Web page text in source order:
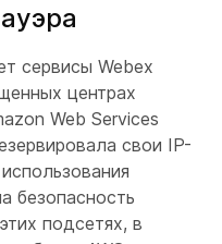
сервисы Webex
центрах
Web Services
свои IP-
безопасность
подсетях, в